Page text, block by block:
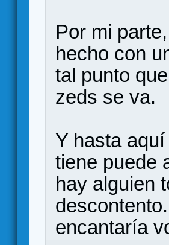
Por mi
hecho con
tal punto
zeds se va.
Y hasta
tiene puede
hay alguien
encantaría